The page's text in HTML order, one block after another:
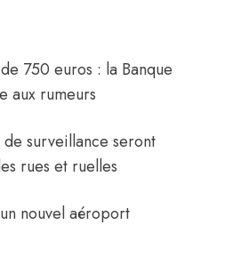
750 euros : la Banque
aux rumeurs
surveillance seront
rues et ruelles
nouvel aéroport